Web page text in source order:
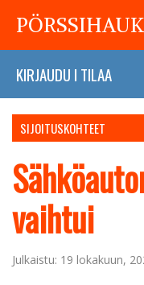
KIRJAUDU I TILAA
SIJOITUSKOHTEET
vaihtui
Julkaistu: 19 lokakuun,